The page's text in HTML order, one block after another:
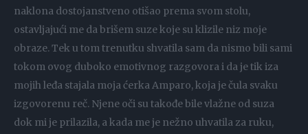
naklona dostojanstveno otišao prema svom stolu,
ostavljajući me da brišem suze koje su klizile niz moje
obraze. Tek u tom trenutku shvatila sam da nismo bili sami
tokom ovog duboko emotivnog razgovora i da je tik iza
mojih leđa stajala moja ćerka Amparo, koja je čula svaku
izgovorenu reč. Njene oči su takođe bile vlažne od suza
dok mi je prilazila, a kada me je nežno uhvatila za ruku,